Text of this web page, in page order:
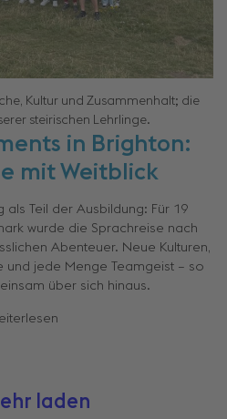
Kultur und Zusammenhalt; die
steirischen Lehrlinge.
in Brighton:
mit Weitblick
als Teil der Ausbildung: Für 19
wurde die Sprachreise nach
Abenteuer. Neue Kulturen,
und jede Menge Teamgeist – so
über sich hinaus.
laden